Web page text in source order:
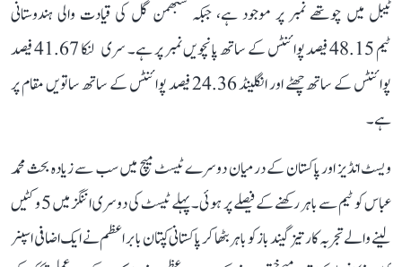
ٹیبل میں چوتھے نمبر پر موجود ہے، جبکہ شبھمن گل کی قیادت والی ہندوستانی
ٹیم 48.15 فیصد پوائنٹس کے ساتھ پانچویں نمبر پر ہے۔ سری لنکا 41.67 فیصد
پوائنٹس کے ساتھ چھٹے اور انگلینڈ 24.36 فیصد پوائنٹس کے ساتھ ساتویں مقام پر
ہے۔
ویسٹ انڈیز اور پاکستان کے درمیان دوسرے ٹیسٹ میچ میں سب سے زیادہ بحث محمد
عباس کو ٹیم سے باہر رکھنے کے فیصلے پر ہوئی۔ پہلے ٹیسٹ کی دوسری اننگز میں 5 وکٹیں
لینے والے تجربہ کار تیز گیند باز کو باہر بٹھا کر پاکستانی کپتان بابر اعظم نے ایک اضافی اسپنر